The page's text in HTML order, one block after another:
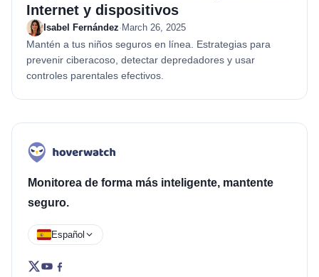
Internet y dispositivos
Isabel Fernández· March 26, 2025
Mantén a tus niños seguros en línea. Estrategias para
prevenir ciberacoso, detectar depredadores y usar
controles parentales efectivos.
Monitorea de forma más inteligente, mantente
seguro.
Español